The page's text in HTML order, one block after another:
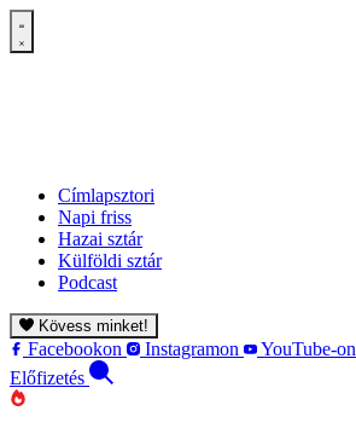
Címlapsztori
Napi friss
Hazai sztár
Külföldi sztár
Podcast
Kövess minket!
Facebookon Instagramon YouTube-on
Előfizetés